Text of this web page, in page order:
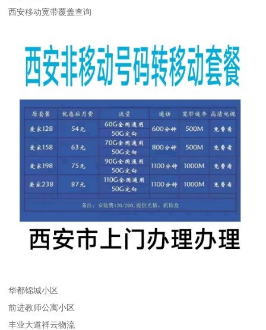
西安移动宽带覆盖查询
华都锦城小区
前进教师公寓小区
丰业大道祥云物流